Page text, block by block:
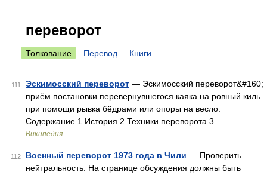
переворот
Толкование Перевод Книги
111 Эскимосский переворот — Эскимосский переворот&#160;
приём постановки перевернувшегося каяка на ровный киль
при помощи рывка бёдрами или опоры на весло.
Содержание 1 История 2 Техники переворота 3 …
Википедия
112 Военный переворот 1973 года в Чили — Проверить
нейтральность. На странице обсуждения должны быть